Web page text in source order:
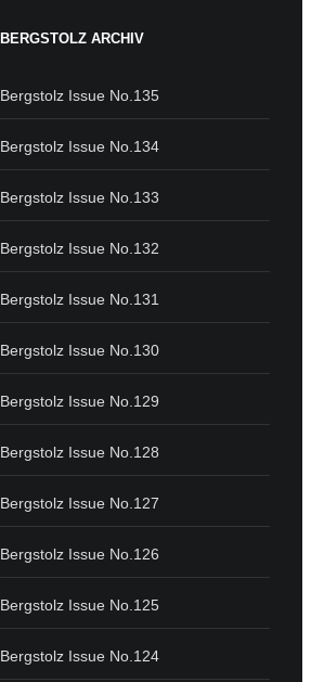
BERGSTOLZ ARCHIV
Bergstolz Issue No.135
Bergstolz Issue No.134
Bergstolz Issue No.133
Bergstolz Issue No.132
Bergstolz Issue No.131
Bergstolz Issue No.130
Bergstolz Issue No.129
Bergstolz Issue No.128
Bergstolz Issue No.127
Bergstolz Issue No.126
Bergstolz Issue No.125
Bergstolz Issue No.124